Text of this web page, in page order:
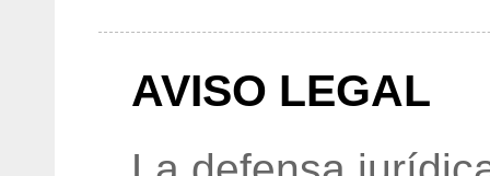
AVISO LEGAL